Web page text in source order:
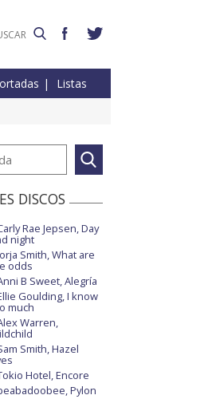
Listas
DISCOS
Rae Jepsen, Day
night
Smith, What are
odds
B Sweet, Alegría
Goulding, I know
much
Warren,
Smith, Hazel
Hotel, Encore
Pylon